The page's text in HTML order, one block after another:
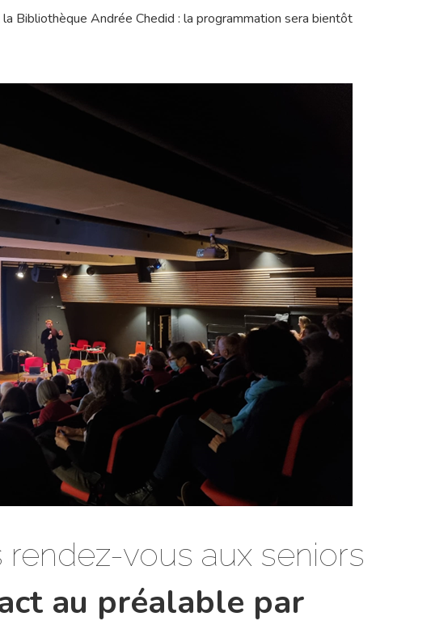
Bibliothèque Andrée Chedid : la programmation sera bientôt
vous aux seniors
au préalable par